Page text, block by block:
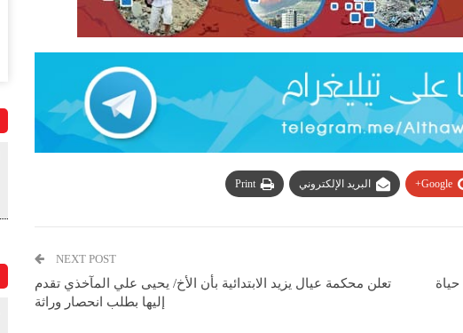
Google+ البريد الإلكتروني Print
NEXT POST
تعلن محكمة عيال يزيد الابتدائية بأن الأخ/ يحيى علي المآخذي تقدم
إليها بطلب انحصار وراثة